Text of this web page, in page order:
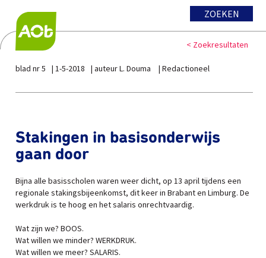
ZOEKEN
< Zoekresultaten
blad nr 5 1-5-2018 auteur L. Douma Redactioneel
Stakingen in basisonderwijs
gaan door
Bijna alle basisscholen waren weer dicht, op 13 april tijdens een
regionale stakingsbijeenkomst, dit keer in Brabant en Limburg. De
werkdruk is te hoog en het salaris onrechtvaardig.
Wat zijn we? BOOS.
Wat willen we minder? WERKDRUK.
Wat willen we meer? SALARIS.